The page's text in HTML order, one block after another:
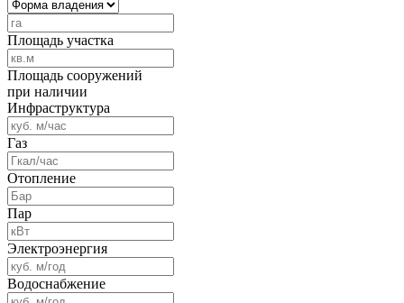
Площадь участка
Площадь сооружений
при наличии
Инфраструктура
Газ
Отопление
Пар
Электроэнергия
Водоснабжение